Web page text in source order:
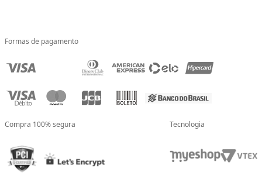
Formas de pagamento
Compra 100% segura Tecnologia